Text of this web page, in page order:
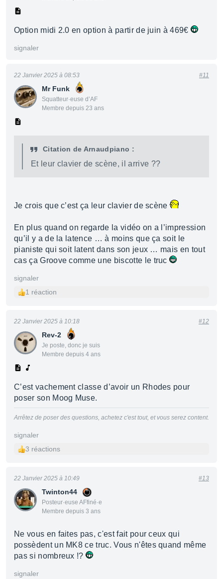
Option midi 2.0 en option à partir de juin à 469€
signaler
Mr Funk
Squatteur·euse d’AF
Membre depuis 23 ans
22 Janvier 2025 à 08:53 #11
Citation de Arnaudpiano :
Et leur clavier de scène, il arrive ??
Je crois que c’est ça leur clavier de scène
En plus quand on regarde la vidéo on a l’impression
qu’il y a de la latence … à moins que ça soit le
pianiste qui soit latent dans son jeux … mais en tout
cas ça Groove comme une biscotte le truc
signaler
1 réaction
Rev-2
Je poste, donc je suis
Membre depuis 4 ans
22 Janvier 2025 à 10:18 #12
C’est vachement classe d’avoir un Rhodes pour
poser son Moog Muse.
Arrêtez de poser des questions, achetez c'est tout, et vous serez content.
signaler
3 réactions
Twinton44
Posteur·euse AFfiné·e
Membre depuis 3 ans
22 Janvier 2025 à 10:49 #13
Ne vous en faites pas, c'est fait pour ceux qui
possèdent un MK8 ce truc. Vous n'êtes quand même
pas si nombreux !?
signaler